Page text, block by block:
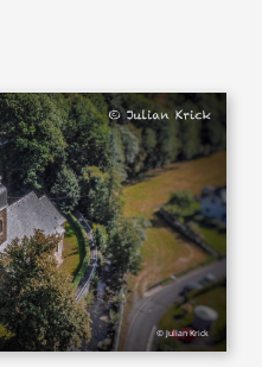
© Julian Krick